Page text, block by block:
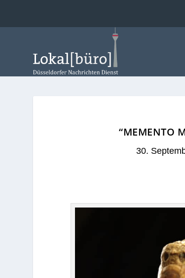
“MEMENTO
30.